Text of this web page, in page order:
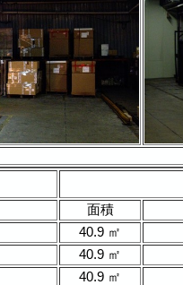
面積
40.9 ㎡
40.9 ㎡
40.9 ㎡